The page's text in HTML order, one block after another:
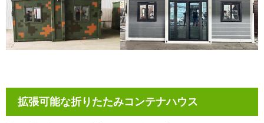
拡張可能な折りたたみコンテナハウス